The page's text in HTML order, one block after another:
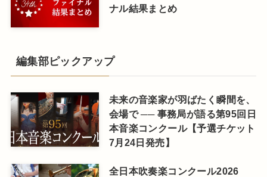
ナル結果まとめ
編集部ピックアップ
未来の音楽家が羽ばたく瞬間を、
会場で ── 事務局が語る第95回日
本音楽コンクール【予選チケット
7月24日発売】
全日本吹奏楽コンクール2026